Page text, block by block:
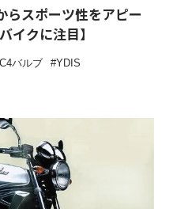
らスポーツ性をアピー
イクに注目】
バルブ
YDIS